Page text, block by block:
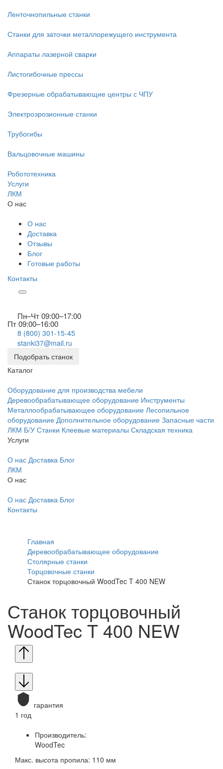
Ленточнопильные станки
Станки для заточки металлорежущего инструмента
Аппараты лазерной сварки
Листогибочные прессы
Фрезерные обрабатывающие центры с ЧПУ
Электроэрозионные станки
Трубогибы
Вальцовочные машины
Робототехника
Услуги
ЛКМ
О нас
О нас
Доставка
Отзывы
Блог
Готовые работы
Контакты
Пн–Чт 09:00–17:00
Пт 09:00–16:00
8 (800) 301-15-45
stanki37@mail.ru
Подобрать станок
Каталог
Оборудование для производства мебели
Деревообрабатывающее оборудование Инструменты
Металлообрабатывающее оборудование Лесопильное
оборудование Дополнительное оборудование Запасные части
ЛКМ Б/У Станки Клеевые материалы Складская техника
Услуги
О нас Доставка Блог
ЛКМ
О нас
О нас Доставка Блог
Контакты
Главная
Деревообрабатывающее оборудование
Столярные станки
Торцовочные станки
Станок торцовочный WoodTec T 400 NEW
Станок торцовочный
WoodTec T 400 NEW
гарантия
1 год
Производитель:
WoodTec
Макс. высота пропила: 110 мм